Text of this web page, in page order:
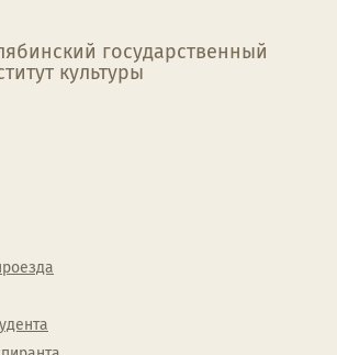
государственный
культуры